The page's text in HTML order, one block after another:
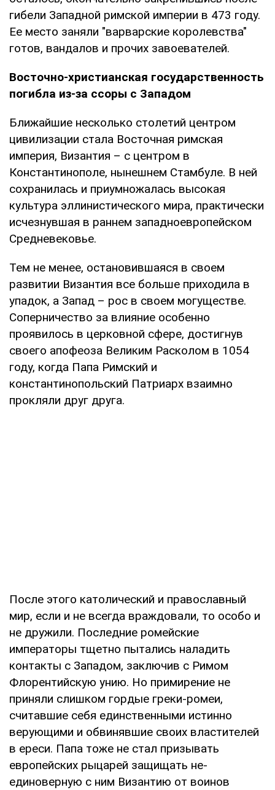
гибели Западной римской империи в 473 году.
Ее место заняли "варварские королевства"
готов, вандалов и прочих завоевателей.
Восточно-христианская государственность
погибла из-за ссоры с Западом
Ближайшие несколько столетий центром
цивилизации стала Восточная римская
империя, Византия – с центром в
Константинополе, нынешнем Стамбуле. В ней
сохранилась и приумножалась высокая
культура эллинистического мира, практически
исчезнувшая в раннем западноевропейском
Средневековье.
Тем не менее, остановившаяся в своем
развитии Византия все больше приходила в
упадок, а Запад – рос в своем могуществе.
Соперничество за влияние особенно
проявилось в церковной сфере, достигнув
своего апофеоза Великим Расколом в 1054
году, когда Папа Римский и
константинопольский Патриарх взаимно
прокляли друг друга.
После этого католический и православный
мир, если и не всегда враждовали, то особо и
не дружили. Последние ромейские
императоры тщетно пытались наладить
контакты с Западом, заключив с Римом
Флорентийскую унию. Но примирение не
приняли слишком гордые греки-ромеи,
считавшие себя единственными истинно
верующими и обвинявшие своих властителей
в ереси. Папа тоже не стал призывать
европейских рыцарей защищать не-
единоверную с ним Византию от воинов